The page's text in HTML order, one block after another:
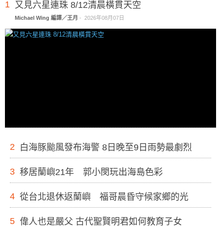
1 又見六星連珠 8/12清晨橫貫天空
Michael Wing 編譯／王月 - 2026年08月07日
2 白海豚颱風發布海警 8日晚至9日雨勢最劇烈
3 移居蘭嶼21年 郭小閔玩出海島色彩
4 從台北退休返蘭嶼 福哥晨昏守候家鄉的光
5 偉人也是嚴父 古代聖賢明君如何教育子女